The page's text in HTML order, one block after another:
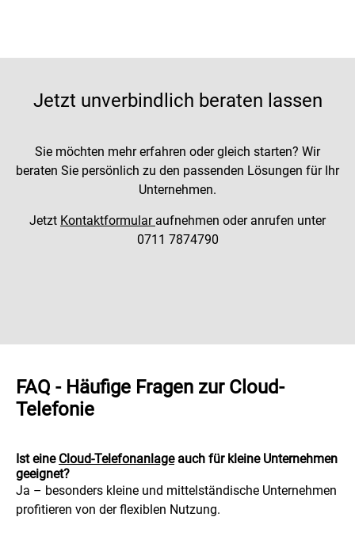
Jetzt unverbindlich beraten lassen
Sie möchten mehr erfahren oder gleich starten? Wir
beraten Sie persönlich zu den passenden Lösungen für Ihr
Unternehmen.
Jetzt Kontaktformular aufnehmen oder anrufen unter
0711 7874790
FAQ - Häufige Fragen zur Cloud-
Telefonie
Ist eine Cloud-Telefonanlageauch für kleine Unternehmen
geeignet?
Ja – besonders kleine und mittelständische Unternehmen
profitieren von der flexiblen Nutzung.